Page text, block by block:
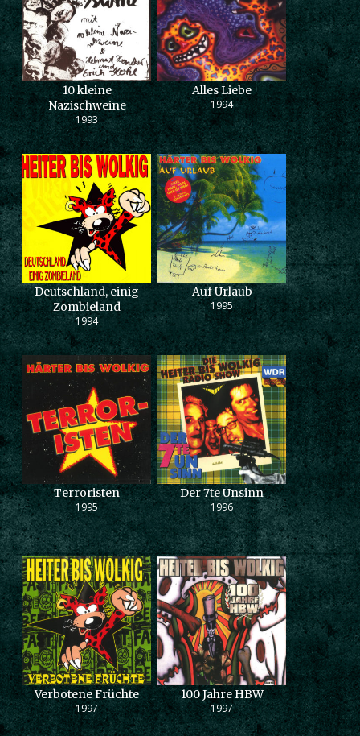
10 kleine
Nazischweine
1993
Alles Liebe
1994
Deutschland, einig
Zombieland
1994
Auf Urlaub
1995
Terroristen
1995
Der 7te Unsinn
1996
Verbotene Früchte
1997
100 Jahre HBW
1997